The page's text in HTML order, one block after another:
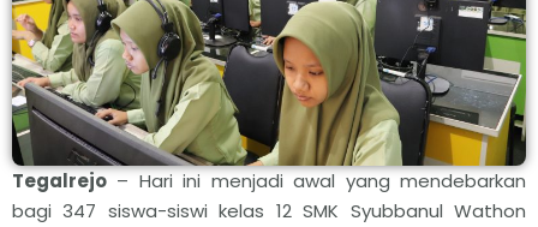
Tegalrejo – Hari ini menjadi awal yang mendebarkan
bagi 347 siswa-siswi kelas 12 SMK Syubbanul Wathon